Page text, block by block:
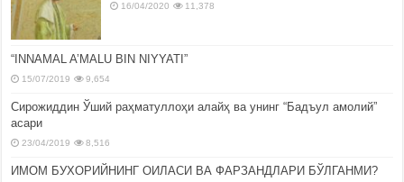
16/04/2020 11,378
“INNAMAL A’MALU BIN NIYYATI”
15/07/2019 9,654
Сирожиддин Ўший раҳматуллоҳи алайҳ ва унинг “Бадъул амолий”
асари
23/04/2019 8,516
ИМОМ БУХОРИЙНИНГ ОИЛАСИ ВА ФАРЗАНДЛАРИ БЎЛГАНМИ?